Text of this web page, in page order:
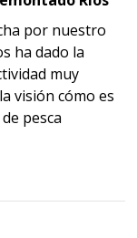
por nuestro
ha dado la
muy
visión cómo es
pesca